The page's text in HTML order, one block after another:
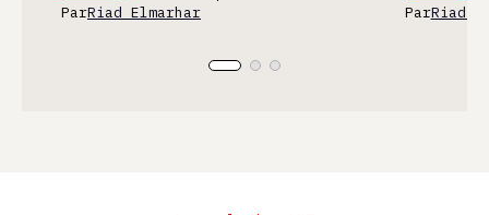
ParRiad Elmarhar
ParRiad